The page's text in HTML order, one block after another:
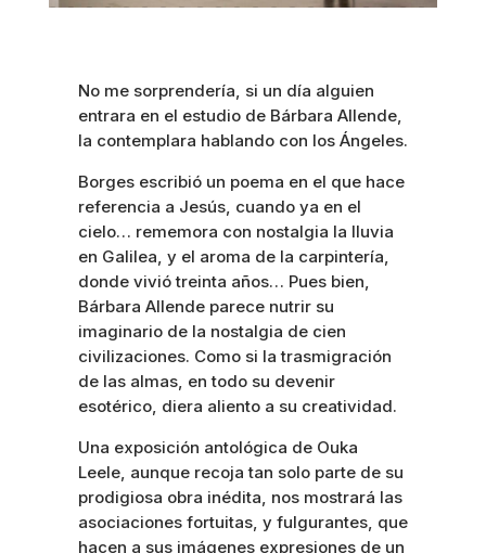
No me sorprendería, si un día alguien
entrara en el estudio de Bárbara Allende,
la contemplara hablando con los Ángeles.
Borges escribió un poema en el que hace
referencia a Jesús, cuando ya en el
cielo… rememora con nostalgia la lluvia
en Galilea, y el aroma de la carpintería,
donde vivió treinta años… Pues bien,
Bárbara Allende parece nutrir su
imaginario de la nostalgia de cien
civilizaciones. Como si la trasmigración
de las almas, en todo su devenir
esotérico, diera aliento a su creatividad.
Una exposición antológica de Ouka
Leele, aunque recoja tan solo parte de su
prodigiosa obra inédita, nos mostrará las
asociaciones fortuitas, y fulgurantes, que
hacen a sus imágenes expresiones de un